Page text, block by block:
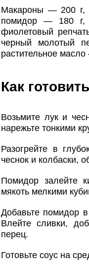
Макароны — 200 г,
помидор — 180
фиолетовый
черный молотый
растительное
Как готовить
Возьмите лук и
нарежьте тонкими
Разогрейте в
чеснок и колбаски,
Помидор залейте
мякоть мелкими
Добавьте помидор
Влейте сливки,
перец.
Готовьте соус на